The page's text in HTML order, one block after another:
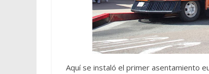
Aquí se instaló el primer asentamiento